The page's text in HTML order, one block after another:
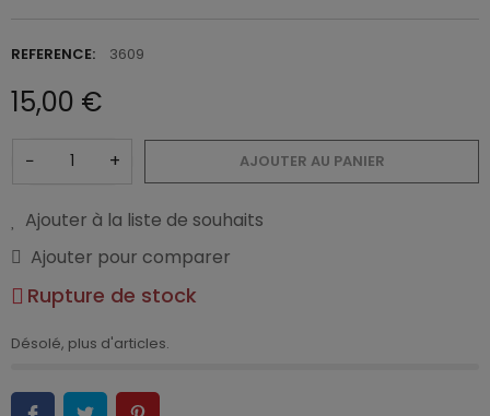
REFERENCE: 3609
15,00 €
− + AJOUTER AU PANIER
Ajouter à la liste de souhaits
Ajouter pour comparer
Rupture de stock
Désolé, plus d'articles.